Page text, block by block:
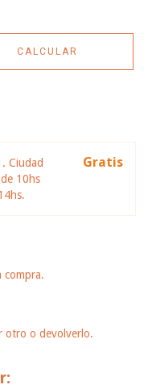
CALCULAR
Ciudad
10hs
Gratis
compra.
otro o devolverlo.